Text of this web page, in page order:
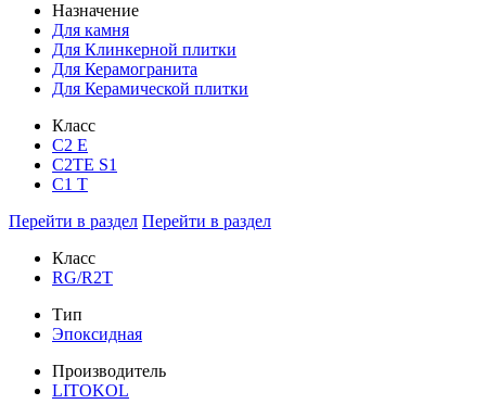
Назначение
Для камня
Для Клинкерной плитки
Для Керамогранита
Для Керамической плитки
Класс
С2 Е
C2TE S1
C1 T
Перейти в раздел Перейти в раздел
Класс
RG/R2T
Тип
Эпоксидная
Производитель
LITOKOL